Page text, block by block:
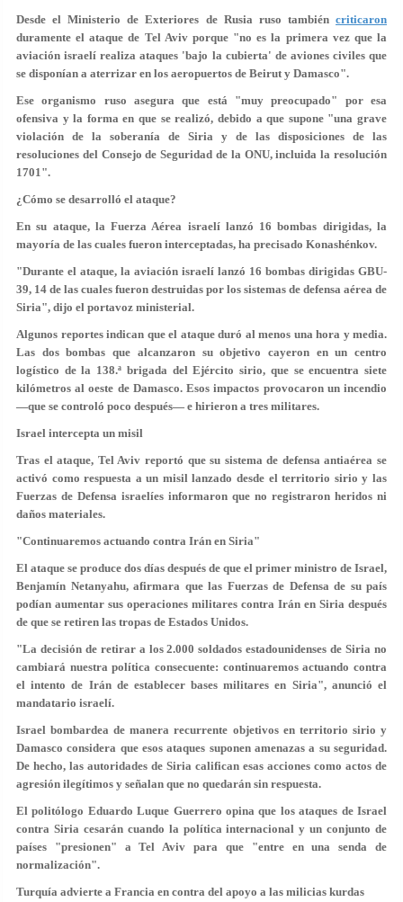
Desde el Ministerio de Exteriores de Rusia ruso también criticaron
duramente el ataque de Tel Aviv porque "no es la primera vez que la
aviación israelí realiza ataques 'bajo la cubierta' de aviones civiles que
se disponían a aterrizar en los aeropuertos de Beirut y Damasco".
Ese organismo ruso asegura que está "muy preocupado" por esa
ofensiva y la forma en que se realizó, debido a que supone "una grave
violación de la soberanía de Siria y de las disposiciones de las
resoluciones del Consejo de Seguridad de la ONU, incluida la resolución
1701".
¿Cómo se desarrolló el ataque?
En su ataque, la Fuerza Aérea israelí lanzó 16 bombas dirigidas, la
mayoría de las cuales fueron interceptadas, ha precisado Konashénkov.
"Durante el ataque, la aviación israelí lanzó 16 bombas dirigidas GBU-
39, 14 de las cuales fueron destruidas por los sistemas de defensa aérea de
Siria", dijo el portavoz ministerial.
Algunos reportes indican que el ataque duró al menos una hora y media.
Las dos bombas que alcanzaron su objetivo cayeron en un centro
logístico de la 138.ª brigada del Ejército sirio, que se encuentra siete
kilómetros al oeste de Damasco. Esos impactos provocaron un incendio
—que se controló poco después— e hirieron a tres militares.
Israel intercepta un misil
Tras el ataque, Tel Aviv reportó que su sistema de defensa antiaérea se
activó como respuesta a un misil lanzado desde el territorio sirio y las
Fuerzas de Defensa israelíes informaron que no registraron heridos ni
daños materiales.
"Continuaremos actuando contra Irán en Siria"
El ataque se produce dos días después de que el primer ministro de Israel,
Benjamín Netanyahu, afirmara que las Fuerzas de Defensa de su país
podían aumentar sus operaciones militares contra Irán en Siria después
de que se retiren las tropas de Estados Unidos.
"La decisión de retirar a los 2.000 soldados estadounidenses de Siria no
cambiará nuestra política consecuente: continuaremos actuando contra
el intento de Irán de establecer bases militares en Siria", anunció el
mandatario israelí.
Israel bombardea de manera recurrente objetivos en territorio sirio y
Damasco considera que esos ataques suponen amenazas a su seguridad.
De hecho, las autoridades de Siria califican esas acciones como actos de
agresión ilegítimos y señalan que no quedarán sin respuesta.
El politólogo Eduardo Luque Guerrero opina que los ataques de Israel
contra Siria cesarán cuando la política internacional y un conjunto de
países "presionen" a Tel Aviv para que "entre en una senda de
normalización".
Turquía advierte a Francia en contra del apoyo a las milicias kurdas